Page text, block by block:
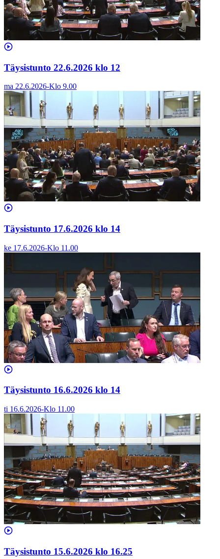
Täysistunto 22.6.2026 klo 12
ma 22.6.2026-Klo 9.00
Täysistunto 17.6.2026 klo 14
ke 17.6.2026-Klo 11.00
Täysistunto 16.6.2026 klo 14
ti 16.6.2026-Klo 11.00
Täysistunto 15.6.2026 klo 16.25